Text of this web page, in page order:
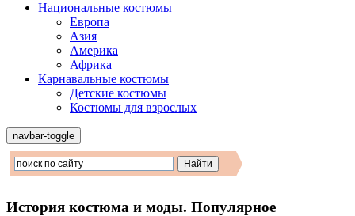
Национальные костюмы
Европа
Азия
Америка
Африка
Карнавальные костюмы
Детские костюмы
Костюмы для взрослых
navbar-toggle
История костюма и моды. Популярное